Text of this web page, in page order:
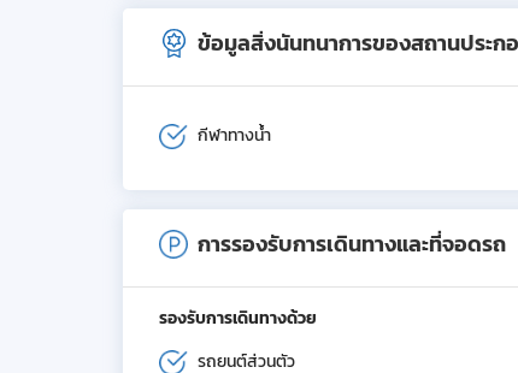
ข้อมูลสิ่งนันทนาการของสถานประก
กีฬาทางน้ำ
การรองรับการเดินทางและที่จอดรถ
รองรับการเดินทางด้วย
รถยนต์ส่วนตัว